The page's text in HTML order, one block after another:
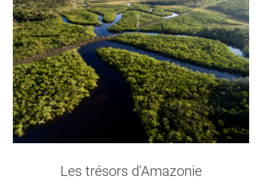
Les trésors d'Amazonie